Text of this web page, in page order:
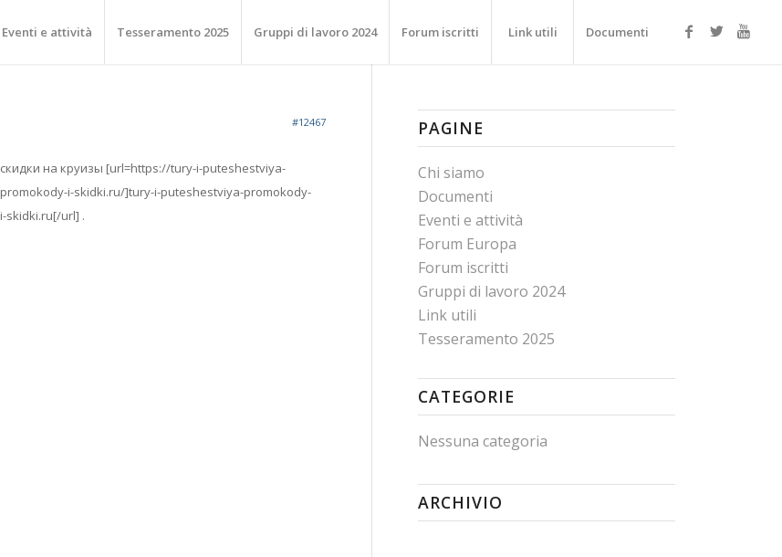
Eventi e attività Tesseramento 2025 Gruppi di lavoro 2024 Forum iscritti Link utili Documenti
#12467
скидки на круизы [url=https://tury-i-puteshestviya-
promokody-i-skidki.ru/]tury-i-puteshestviya-promokody-
i-skidki.ru[/url] .
PAGINE
Chi siamo
Documenti
Eventi e attività
Forum Europa
Forum iscritti
Gruppi di lavoro 2024
Link utili
Tesseramento 2025
CATEGORIE
Nessuna categoria
ARCHIVIO